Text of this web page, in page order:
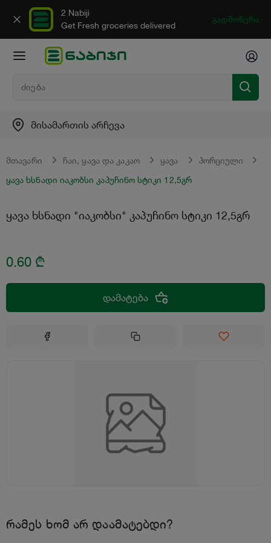
2 Nabiji
Get Fresh groceries delivered
გადმოწერა
მისამართის არჩევა
მთავარი ჩაი, ყავა და კაკაო ყავა
პორციული
ყავა ხსნადი იაკობსი კაპუჩინო სტიკი 12,5გრ
ყავა ხსნადი "იაკობსი" კაპუჩინო სტიკი 12,5გრ
0.60 ₾
დამატება
რამეს ხომ არ დაამატებდი?